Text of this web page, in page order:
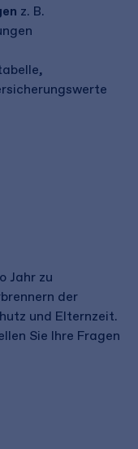
z. B.
Jahr zu
der
und Elternzeit.
Sie Ihre Fragen